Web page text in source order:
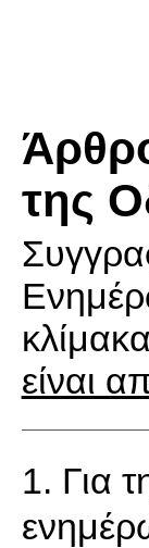
της
είναι
1. Για